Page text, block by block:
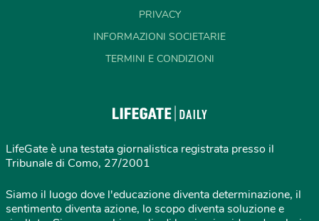
PRIVACY
INFORMAZIONI SOCIETARIE
TERMINI E CONDIZIONI
LifeGate è una testata giornalistica registrata presso il
Tribunale di Como, 27/2001
Siamo il luogo dove l'educazione diventa determinazione, il
sentimento diventa azione, lo scopo diventa soluzione e